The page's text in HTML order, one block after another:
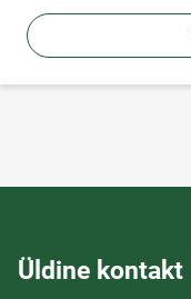
Üldine kontakt